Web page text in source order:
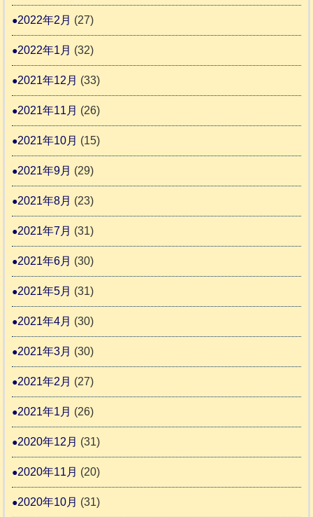
2022年2月 (27)
2022年1月 (32)
2021年12月 (33)
2021年11月 (26)
2021年10月 (15)
2021年9月 (29)
2021年8月 (23)
2021年7月 (31)
2021年6月 (30)
2021年5月 (31)
2021年4月 (30)
2021年3月 (30)
2021年2月 (27)
2021年1月 (26)
2020年12月 (31)
2020年11月 (20)
2020年10月 (31)